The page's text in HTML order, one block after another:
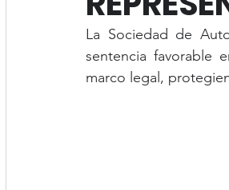
La Sociedad de
sentencia favorable
marco legal,